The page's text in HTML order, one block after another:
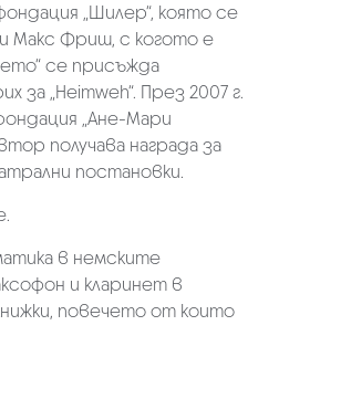
„Шилер“, която се
Макс Фриш, с когото е
се присъжда
за „Heimweh“. През 2007 г.
„Ане-Мари
получава награда за
постановки.
в немските
и кларинет в
повечето от които